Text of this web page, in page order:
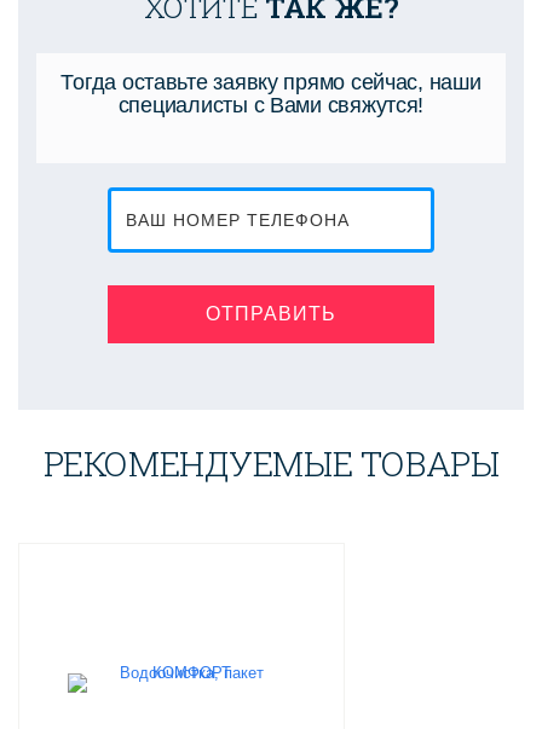
Тогда оставьте заявку прямо сейчас, наши
специалисты с Вами свяжутся!
ОТПРАВИТЬ
РЕКОМЕНДУЕМЫЕ ТОВАРЫ